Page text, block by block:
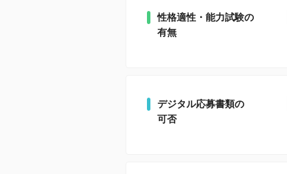
性格適性・能力試験の
有無
デジタル応募書類の
可否